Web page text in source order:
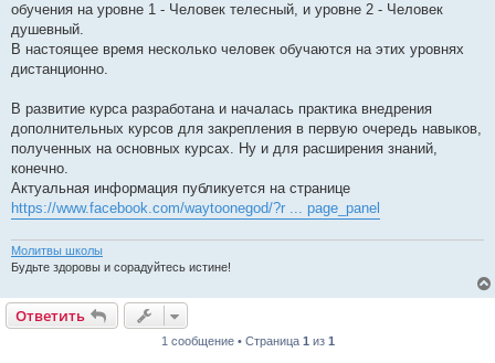
щ
е
н
и
е
обучения на уровне 1 - Человек телесный, и уровне 2 - Человек
душевный.
В настоящее время несколько человек обучаются на этих уровнях
дистанционно.
В развитие курса разработана и началась практика внедрения
дополнительных курсов для закрепления в первую очередь навыков,
полученных на основных курсах. Ну и для расширения знаний,
конечно.
Актуальная информация публикуется на странице
https://www.facebook.com/waytoonegod/?r ... page_panel
Молитвы школы
Будьте здоровы и сорадуйтесь истине!
Ответить
1 сообщение • Страница 1 из 1